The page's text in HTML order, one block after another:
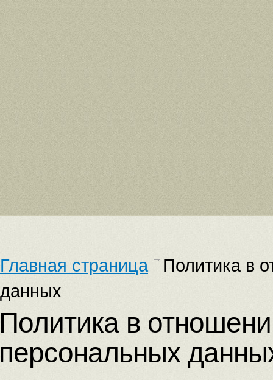
Главная страница
Политика в
данных
в